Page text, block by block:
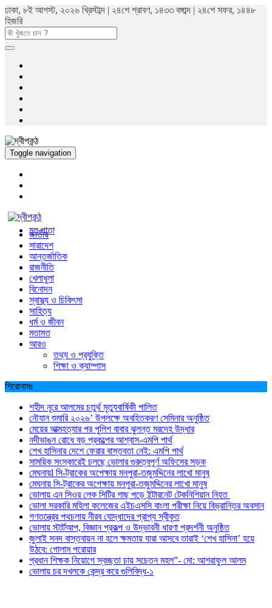
ঢাকা, ৮ই আগস্ট, ২০২৬ খ্রিস্টাব্দ | ২৪শে শ্রাবণ, ১৪৩৩ বঙ্গাব্দ | ২৪শে সফর, ১৪৪৮
হিজরি
Toggle navigation
মুল পাতা
জাতীয়
সারাদেশ
আন্তর্জাতিক
রাজনীতি
খেলাধুলা
বিনোদন
স্বাস্থ্য ও চিকিৎসা
সাহিত্য
ধর্ম ও জীবন
মতামত
আরও
তথ্য ও প্রযুক্তি
শিক্ষা ও ক্যাম্পাস
শিরোনামঃ
শহীদ নূরে আলমের চতুর্থ মৃত্যুবার্ষিকী পালিত
নৌযান শুমারি ২০২৬’ উপলক্ষে অবহিতকরণ সেমিনার অনুষ্ঠিত
মেয়ের আত্মহত্যার পর পুলিশ বাবার ঝুলন্ত মরদেহ উদ্ধার
নদীভাঙন রোধে বড় প্রকল্পের আশ্বাস-এমপি পার্থ
শেখ হাসিনার দেশে ফেরার বাস্তবতা নেই: এমপি পার্থ
সাময়িক সংস্কারেই চলছে ভোলার গুরুত্বপূর্ণ অফিসের সড়ক
মেঘনায়l সি-ট্রাকের অপেক্ষায় মনপুরা-তজুমদ্দিনের লাখো মানুষ
মেঘনায় সি-ট্রাকের অপেক্ষায় মনপুরা-তজুমদ্দিনের লাখো মানুষ
ভোলায় এন সিওর লেক সিটির গাছ পড়ে ইন্টারনেট টেকনিশিয়ান নিহত
ভোলা সরকারি মহিলা কলেজের এইচএসসি বাংলা পরীক্ষা নিয়ে বিভ্রান্তির অবসান
গণতন্ত্রের পথচলায় নীরব যোদ্ধাদের প্রাপ্য স্বীকৃত
ভোলায় স্টার্টআপ, বিজ্ঞান প্রকল্প ও উদ্ভাবনী ধারণা প্রদর্শনী অনুষ্ঠিত
জুলাই সনদ বাস্তবায়ন না হলে ক্ষমতায় যারা আসবে তারাই ‘শেখ হাসিনা’ হয়ে
উঠবে: গোলাম পরোয়ার
প্রধান শিক্ষক নিয়োগে স্বচ্ছতা চায় সচেতন মহল”- মো: আশরাফুল আলম
ভোলায় চর দখলকে কেন্দ্র করে গুলিবিদ্ধ-১